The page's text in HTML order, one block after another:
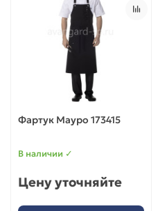
Фартук Мауро 173415
В наличии ✓
Цену уточняйте